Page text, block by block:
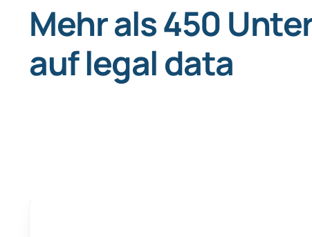
Mehr als 450
auf legal data